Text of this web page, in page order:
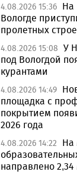
4.08.2026 15:36 На
Вологде
пролетных
4.08.2026 15:08 У
под Вологдой
курантами
4.08.2026 14:49
площадка с
покрытием
2026 года
4.08.2026 14:22
На
направлено